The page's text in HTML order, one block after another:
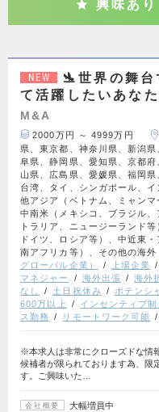
興味あり
NEW
🛬世界の舞
て活躍したいあな
M&A
2000万円 ～ 4999万円
県、東京都、神奈川県、新潟
阜県、静岡県、愛知県、京都
山県、広島県、愛媛県、福岡
台湾、タイ、シンガポール、
他アジア（ベトナム、ミャン
中南米（メキシコ、ブラジル
トラリア、ニュージーランド
ドイツ、ロシア等）、中近東
南アフリカ等）、その他の海外
グローバル企業）
上場企業
マネジャー
海外出張 海外
なし
土日祝休み ポテンシ
600万以上
インセンティブ制
ス勤務
リモートワーク可能
※本求人は非常にクローズドな情
候補者が限られております為、限
す。ご興味いた…
会社概要 大幅増員中